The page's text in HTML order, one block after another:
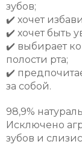
зубов;
✔️ хочет
✔️ хочет быть
✔️ выбирает
полости рта;
✔️
за собой.
98,9%
Исключено
зубов и